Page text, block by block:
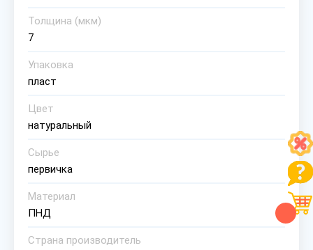
Толщина (мкм)
7
Упаковка
пласт
Цвет
натуральный
Сырье
первичка
Материал
ПНД
Страна производитель